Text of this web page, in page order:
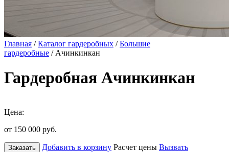
Главная /Каталог гардеробных /Большие
гардеробные / Ачинкинкан
Гардеробная Ачинкинкан
Цена:
от 150 000 руб.
Заказать Добавить в корзину Расчет цены Вызвать